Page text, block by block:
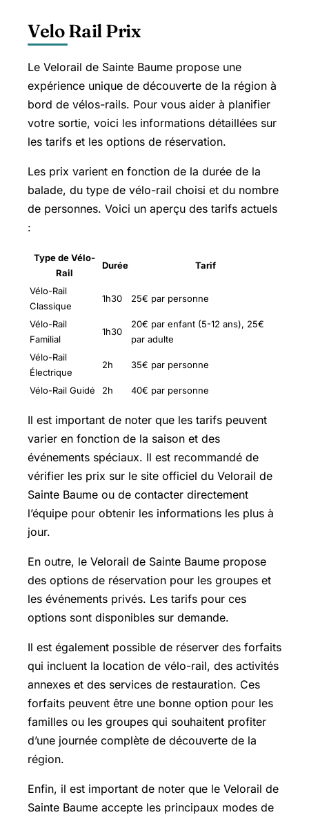
Velo Rail Prix
Le Velorail de Sainte Baume propose une
expérience unique de découverte de la région à
bord de vélos-rails. Pour vous aider à planifier
votre sortie, voici les informations détaillées sur
les tarifs et les options de réservation.
Les prix varient en fonction de la durée de la
balade, du type de vélo-rail choisi et du nombre
de personnes. Voici un aperçu des tarifs actuels
:
Type de Vélo-
Rail
Durée Tarif
Vélo-Rail
Classique
1h30 25€ par personne
Vélo-Rail
Familial
1h30
20€ par enfant (5-12 ans), 25€
par adulte
Vélo-Rail
Électrique
2h 35€ par personne
Vélo-Rail Guidé 2h 40€ par personne
Il est important de noter que les tarifs peuvent
varier en fonction de la saison et des
événements spéciaux. Il est recommandé de
vérifier les prix sur le site officiel du Velorail de
Sainte Baume ou de contacter directement
l’équipe pour obtenir les informations les plus à
jour.
En outre, le Velorail de Sainte Baume propose
des options de réservation pour les groupes et
les événements privés. Les tarifs pour ces
options sont disponibles sur demande.
Il est également possible de réserver des forfaits
qui incluent la location de vélo-rail, des activités
annexes et des services de restauration. Ces
forfaits peuvent être une bonne option pour les
familles ou les groupes qui souhaitent profiter
d’une journée complète de découverte de la
région.
Enfin, il est important de noter que le Velorail de
Sainte Baume accepte les principaux modes de